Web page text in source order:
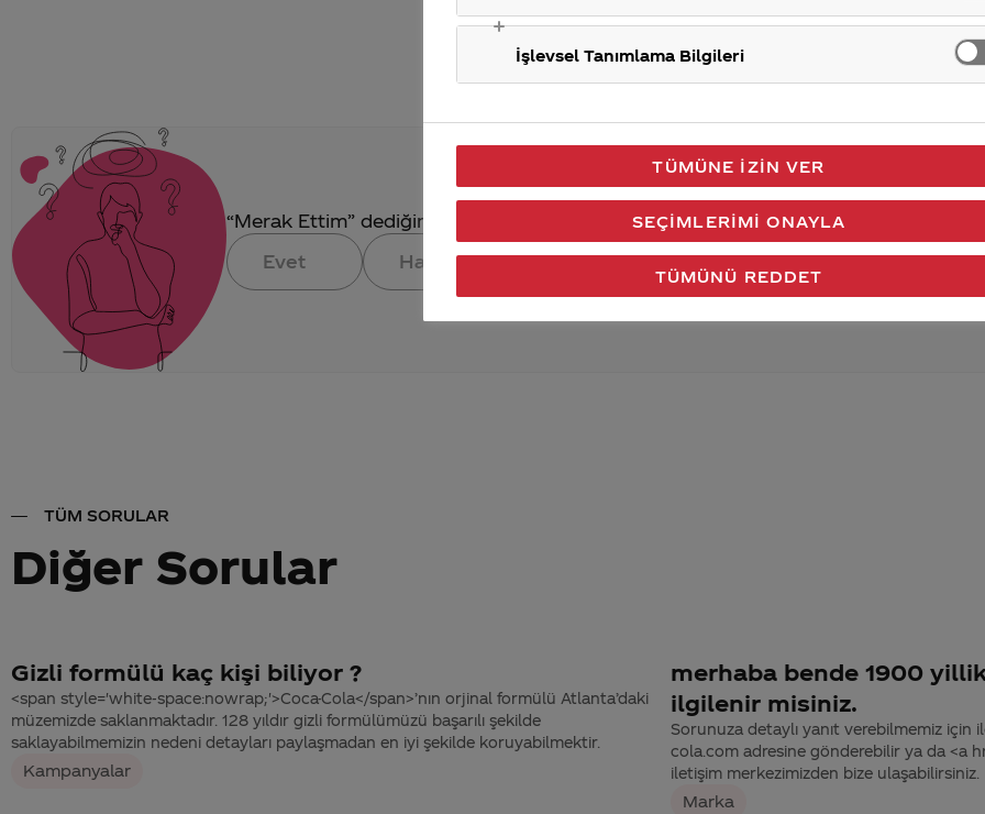
“Merak Ettim” dediğin konuya verdiğimiz cevap aklındaki soru işaretlerini giderdi
Evet
Hayır Gönder
TÜM SORULAR
Diğer Sorular
Gizli formülü kaç kişi biliyor ?
<span style='white-space:nowrap;'>Coca-Cola</span>’nın orjinal formülü Atlanta’daki
müzemizde saklanmaktadır. 128 yıldır gizli formülümüzü başarılı şekilde
saklayabilmemizin nedeni detayları paylaşmadan en iyi şekilde koruyabilmektir.
Kampanyalar
merhaba bende 1900
ilgilenir misiniz.
Sorunuza detaylı yanıt verebilmemiz için
cola.com adresine gönderebilir ya da <a
iletişim merkezimizden bize ulaşabilirsiniz.
Marka
İşlevsel Tanımlama Bilgileri
TÜMÜNE İZIN VER
TÜMÜNÜ REDDET
SEÇIMLERIMI ONAYLA